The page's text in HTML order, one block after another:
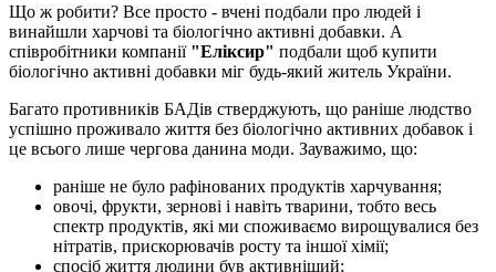
Що ж робити? Все просто - вчені подбали про людей і
винайшли харчові та біологічно активні добавки. А
співробітники компанії "Еліксир" подбали щоб купити
біологічно активні добавки міг будь-який житель України.
Багато противників БАДів стверджують, що раніше людство
успішно проживало життя без біологічно активних добавок і
це всього лише чергова данина моди. Зауважимо, що:
раніше не було рафінованих продуктів харчування;
овочі, фрукти, зернові і навіть тварини, тобто весь
спектр продуктів, які ми споживаємо вирощувалися без
нітратів, прискорювачів росту та іншої хімії;
спосіб життя людини був активніший;